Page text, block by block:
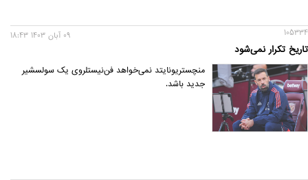
105334
تاریخ تکرار نمی‌شود
09 آبان 1403 18:43
منچستریونایتد نمی‌خواهد فن‌نیستلروی یک سولسشیر
جدید باشد.